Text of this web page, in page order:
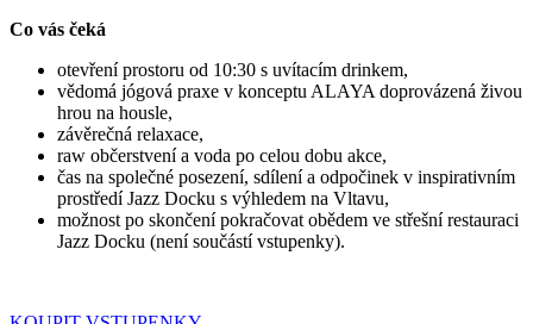
Co vás čeká
otevření prostoru od 10:30 s uvítacím drinkem,
vědomá jógová praxe v konceptu ALAYA doprovázená živou
hrou na housle,
závěrečná relaxace,
raw občerstvení a voda po celou dobu akce,
čas na společné posezení, sdílení a odpočinek v inspirativním
prostředí Jazz Docku s výhledem na Vltavu,
možnost po skončení pokračovat obědem ve střešní restauraci
Jazz Docku (není součástí vstupenky).